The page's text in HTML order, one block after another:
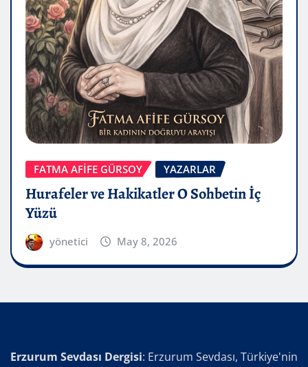
FATMA AFİFE GÜRSOY YAZARLAR
Hurafeler ve Hakikatler O Sohbetin İç
Yüzü
yönetici May 8, 2026
Erzurum Sevdası Dergisi: Erzurum Sevdası, Türkiye'nin